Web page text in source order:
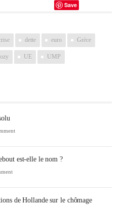
Save
dette euro Grèce
UE UMP
est-elle le nom ?
de Hollande sur le chômage